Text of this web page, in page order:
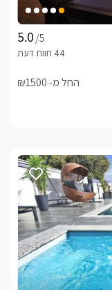
/5
החל מ- ₪1500